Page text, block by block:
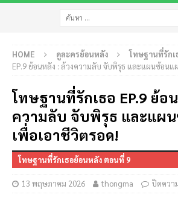
HOME ดูละครย้อนหลัง โทษฐานที่รักเ
EP.9 ย้อนหลัง : ล้วงความลับ จับพิรุธ และแผนซ้อนแ
โทษฐานที่รักเธอ EP.9 ย้อ
ความลับ จับพิรุธ และแผ
เพื่อเอาชีวิตรอด!
โทษฐานที่รักเธอย้อนหลัง ตอนที่ 9
13 พฤษภาคม 2026 thongma ปิดควา